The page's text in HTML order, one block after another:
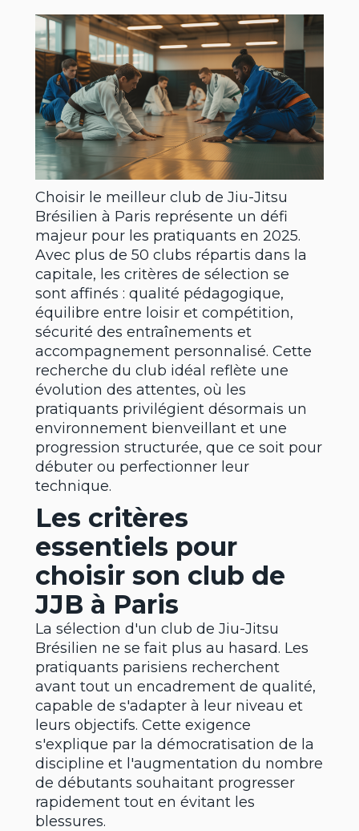
Choisir le meilleur club de Jiu-Jitsu
Brésilien à Paris représente un défi
majeur pour les pratiquants en 2025.
Avec plus de 50 clubs répartis dans la
capitale, les critères de sélection se
sont affinés : qualité pédagogique,
équilibre entre loisir et compétition,
sécurité des entraînements et
accompagnement personnalisé. Cette
recherche du club idéal reflète une
évolution des attentes, où les
pratiquants privilégient désormais un
environnement bienveillant et une
progression structurée, que ce soit pour
débuter ou perfectionner leur
technique.
Les critères
essentiels pour
choisir son club de
JJB à Paris
La sélection d'un club de Jiu-Jitsu
Brésilien ne se fait plus au hasard. Les
pratiquants parisiens recherchent
avant tout un encadrement de qualité,
capable de s'adapter à leur niveau et
leurs objectifs. Cette exigence
s'explique par la démocratisation de la
discipline et l'augmentation du nombre
de débutants souhaitant progresser
rapidement tout en évitant les
blessures.